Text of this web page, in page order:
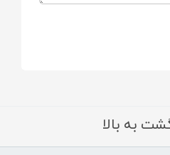
خاصشان هیچ صدمه ای
به بالا